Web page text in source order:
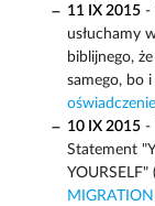
11 IX 2015-
usłuchamy
biblijnego,
samego, bo
10 IX 2015-
Statement
YOURSELF"